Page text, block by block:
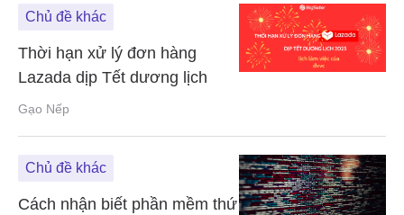
Chủ đề khác
Thời hạn xử lý đơn hàng
Lazada dịp Tết dương lịch
Gạo Nếp
Chủ đề khác
Cách nhận biết phần mềm thứ